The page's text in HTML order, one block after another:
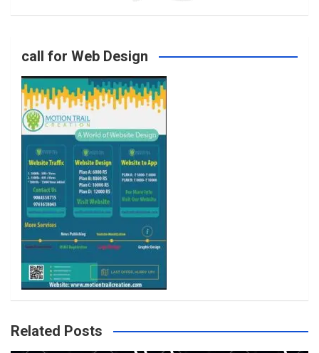
o
k
r
a
m
call for Web Design
Related Posts